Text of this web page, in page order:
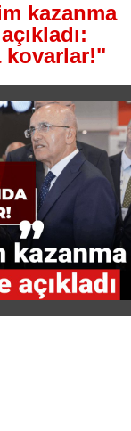
kazanma
kovarlar!"